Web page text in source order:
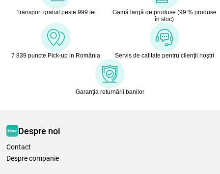
Transport gratuit peste 999 lei
Gamă largă de produse (99 % produse
în stoc)
7 839 puncte Pick-up in România Servis de calitate pentru clienţii noştri
Garanţia returnării banilor
Despre noi
Contact
Despre companie